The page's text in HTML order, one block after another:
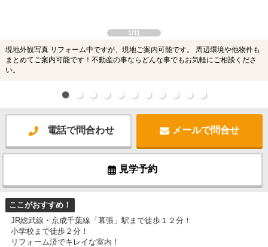
1/11
現地外観写真 リフォーム中ですが、現地ご案内可能です。 周辺環境や他物件も
まとめてご案内可能です！不動産の事ならどんな事でもお気軽にご相談くださ
い。
電話で問合わせ メールで問合せ
見学予約
ここがおすすめ！
JR総武線・京成千葉線「幕張」駅まで徒歩１２分！
小学校まで徒歩２分！
リフォーム済でキレイな室内！